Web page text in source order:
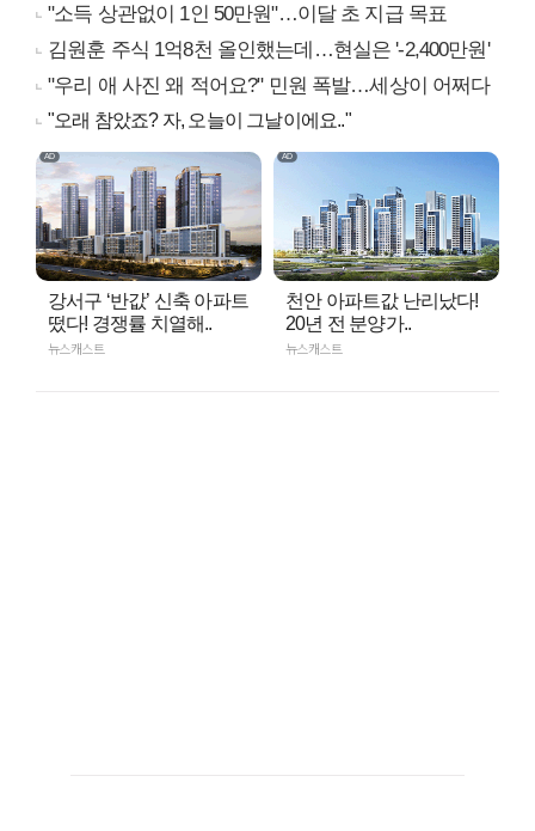
"소득 상관없이 1인 50만원"…이달 초 지급 목표
김원훈 주식 1억8천 올인했는데…현실은 '-2,400만원'
"우리 애 사진 왜 적어요?" 민원 폭발…세상이 어쩌다
"오래 참았죠? 자, 오늘이 그날이에요.."
강서구 ‘반값’ 신축 아파트
떴다! 경쟁률 치열해..
뉴스캐스트
천안 아파트값 난리났다!
20년 전 분양가..
뉴스캐스트